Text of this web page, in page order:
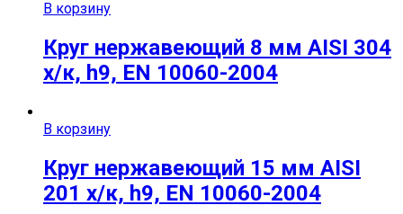
В корзину
Круг нержавеющий 8 мм AISI 304
х/к, h9, EN 10060-2004
В корзину
Круг нержавеющий 15 мм AISI
201 х/к, h9, EN 10060-2004